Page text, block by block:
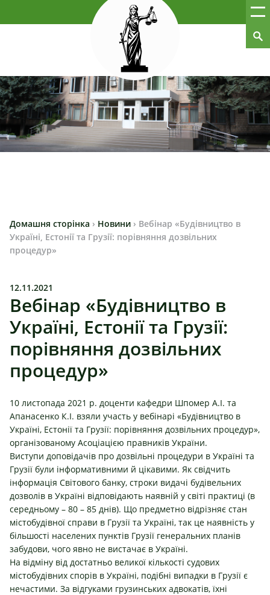
Домашня сторінка › Новини › Вебінар «Будівництво в
Україні, Естонії та Грузії: порівняння дозвільних
процедур»
12.11.2021
Вебінар «Будівництво в
Україні, Естонії та Грузії:
порівняння дозвільних
процедур»
10 листопада 2021 р. доценти кафедри Шпомер А.І. та
Апанасенко К.І. взяли участь у вебінарі «Будівництво в
Україні, Естонії та Грузії: порівняння дозвільних процедур»,
організованому Асоціацією правників України.
Виступи доповідачів про дозвільні процедури в Україні та
Грузії були інформативними й цікавими. Як свідчить
інформація Світового банку, строки видачі будівельних
дозволів в Україні відповідають наявній у світі практиці (в
середньому – 80 – 85 днів). Що предметно відрізняє стан
містобудівної справи в Грузії та Україні, так це наявність у
більшості населених пунктів Грузії генеральних планів
забудови, чого явно не вистачає в Україні.
На відміну від достатньо великої кількості судових
містобудівних спорів в Україні, подібні випадки в Грузії є
нечастими. За відгуками грузинських адвокатів, їхні